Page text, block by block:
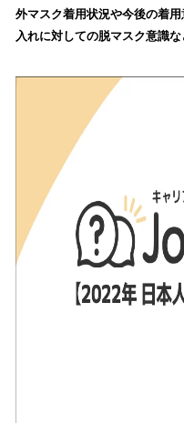
込
み
で
外マスク着用状況や今後の着
入れに対しての脱マスク意識な